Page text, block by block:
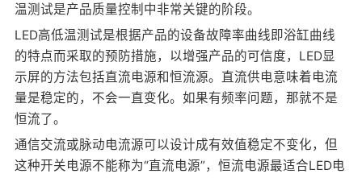
温测试是产品质量控制中非常关键的阶段。
LED高低温测试是根据产品的设备故障率曲线即浴缸曲线
的特点而采取的预防措施，以增强产品的可信度，LED显
示屏的方法包括直流电源和恒流源。直流供电意味着电流
量是稳定的，不会一直变化。如果有频率问题，那就不是
恒流了。
通信交流或脉动电流源可以设计成有效值稳定不变化，但
这种开关电源不能称为“直流电源”，恒流电源最适合LED电